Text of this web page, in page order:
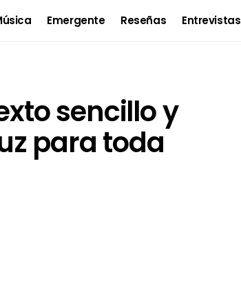
Emergente Reseñas Entrevistas
sencillo y
para toda